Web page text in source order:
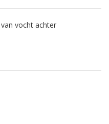
vocht achter